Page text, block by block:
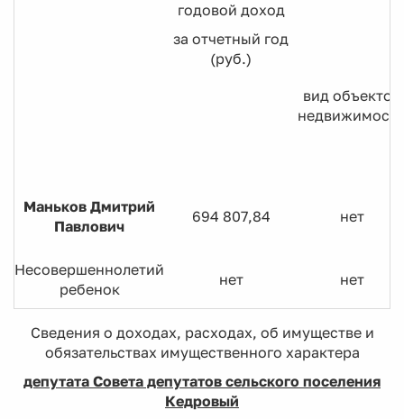
годовой доход
за отчетный год
(руб.)
вид объектов
Маньков Дмитрий
Павлович
694 807,84 нет
Несовершеннолетий
ребенок
нет нет
Сведения о доходах, расходах, об имуществе и
обязательствах имущественного характера
депутата Совета депутатов сельского поселения
Кедровый